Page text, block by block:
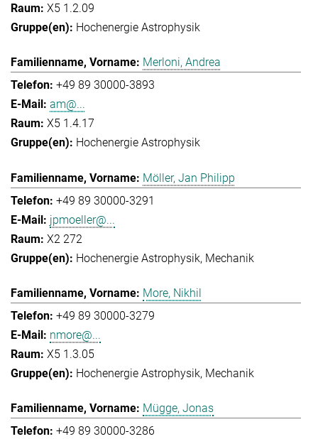
X5 1.2.09
Hochenergie Astrophysik
Merloni, Andrea
+49 89 30000-3893
am@...
X5 1.4.17
Hochenergie Astrophysik
Möller, Jan Philipp
+49 89 30000-3291
jpmoeller@...
X2 272
Hochenergie Astrophysik Mechanik
More, Nikhil
+49 89 30000-3279
nmore@...
X5 1.3.05
Hochenergie Astrophysik Mechanik
Mügge, Jonas
+49 89 30000-3286